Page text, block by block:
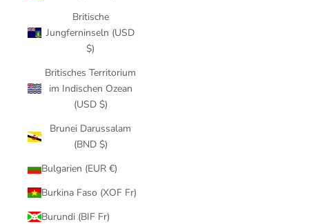
Britische
Jungferninseln (USD
$)
Britisches Territorium
im Indischen Ozean
(USD $)
Brunei Darussalam
(BND $)
Bulgarien (EUR €)
Burkina Faso (XOF Fr)
Burundi (BIF Fr)